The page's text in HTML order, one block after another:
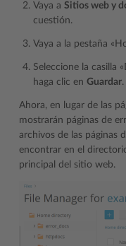
Vaya a Sitios web y
cuestión.
Vaya a la pestaña
Seleccione la casilla
haga clic en Guardar.
Ahora, en lugar de las
mostrarán páginas de
archivos de las páginas
encontrar en el
principal del sitio web.